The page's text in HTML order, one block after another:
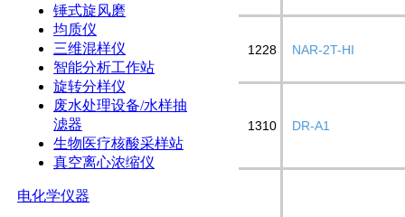
锤式旋风磨
均质仪
三维混样仪
智能分析工作站
旋转分样仪
废水处理设备/水样抽
滤器
生物医疗核酸采样站
真空离心浓缩仪
电化学仪器
1228 NAR-2T-HI
1310 DR-A1